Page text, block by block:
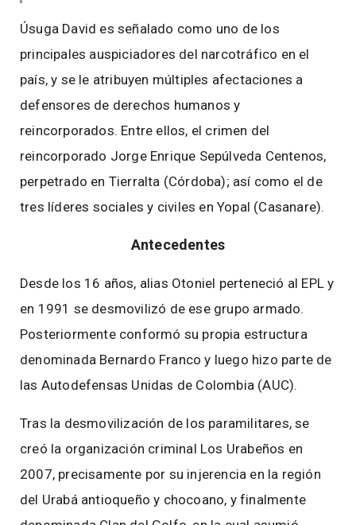
Úsuga David es señalado como uno de los
principales auspiciadores del narcotráfico en el
país, y se le atribuyen múltiples afectaciones a
defensores de derechos humanos y
reincorporados. Entre ellos, el crimen del
reincorporado Jorge Enrique Sepúlveda Centenos,
perpetrado en Tierralta (Córdoba); así como el de
tres líderes sociales y civiles en Yopal (Casanare).
Antecedentes
Desde los 16 años, alias Otoniel perteneció al EPL y
en 1991 se desmovilizó de ese grupo armado.
Posteriormente conformó su propia estructura
denominada Bernardo Franco y luego hizo parte de
las Autodefensas Unidas de Colombia (AUC).
Tras la desmovilización de los paramilitares, se
creó la organización criminal Los Urabeños en
2007, precisamente por su injerencia en la región
del Urabá antioqueño y chocoano, y finalmente